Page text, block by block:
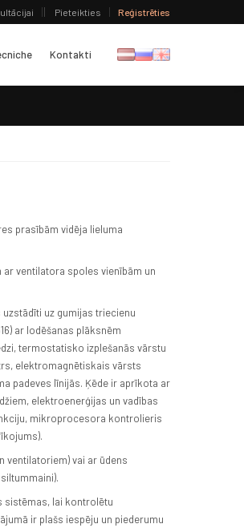
Pieteikties Reģistrēties
Kontakti
prasībām vidēja lieluma
ventilatora spoles vienībām un
uz gumijas triecienu
ar lodēšanas plāksnēm
termostatisko izplešanās vārstu
elektromagnētiskais vārsts
padeves līnijās. Ķēde ir aprīkota ar
elektroenerģijas un vadības
mikroprocesora kontrolieris
ventilatoriem) vai ar ūdens
sistēmas, lai kontrolētu
ir plašs iespēju un piederumu